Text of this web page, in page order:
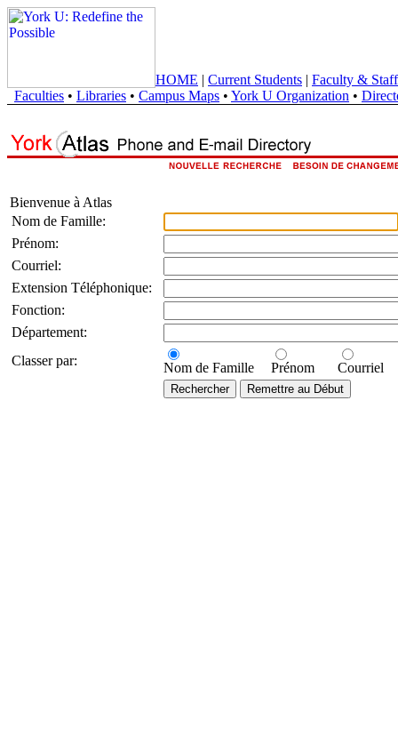
HOME | Current Students | Faculty & Staff
Faculties • Libraries • Campus Maps • York U Organization •
Bienvenue à Atlas
Nom de Famille:
Prénom:
Courriel:
Extension Téléphonique:
Fonction:
Département:
Classer par:
Nom de Famille Prénom Courriel